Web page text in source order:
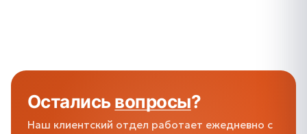
Осталисьвопросы?
Наш клиентский отдел работает ежедневно с